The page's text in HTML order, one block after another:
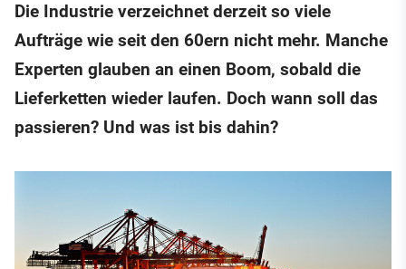
Die Industrie verzeichnet derzeit so viele
Aufträge wie seit den 60ern nicht mehr. Manche
Experten glauben an einen Boom, sobald die
Lieferketten wieder laufen. Doch wann soll das
passieren? Und was ist bis dahin?